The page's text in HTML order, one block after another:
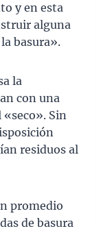
y en esta
alguna
basura».
la
con una
Sin
residuos al
promedio
de basura